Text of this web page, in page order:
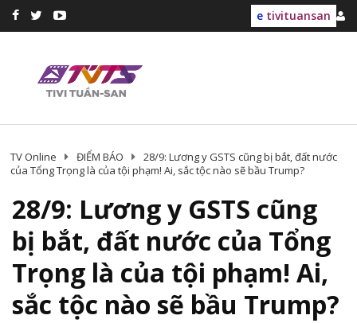
e tivituansan
TV Online ĐIỂM BÁO
28/9: Lương y GSTS cũng bị bắt, đất nước
của Tổng Trọng là của tội phạm! Ai, sắc tộc nào sẽ bầu Trump?
28/9: Lương y GSTS cũng
bị bắt, đất nước của Tổng
Trọng là của tội phạm! Ai,
sắc tộc nào sẽ bầu Trump?